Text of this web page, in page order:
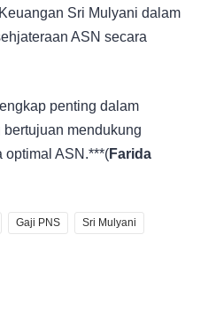
Sri Mulyani dalam
ASN secara
penting dalam
mendukung
optimal ASN.***(Farida
Gaji PNS Sri Mulyani